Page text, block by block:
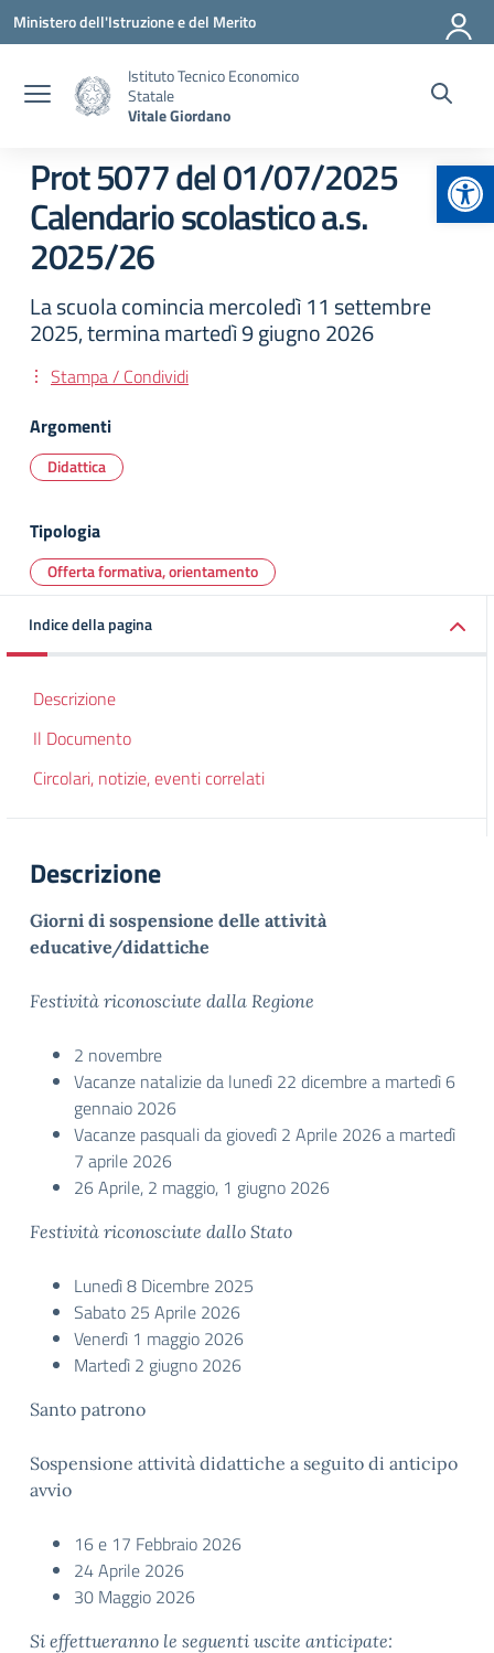
Vai ai contenuti
Vai al menu di navigazione
Vai al footer
Ministero dell'Istruzione e del Merito
Istituto Tecnico Economico
Statale
Vitale Giordano
Prot 5077 del 01/07/2025
Calendario scolastico a.s.
2025/26
La scuola comincia mercoledì 11 settembre
2025, termina martedì 9 giugno 2026
Stampa / Condividi
Argomenti
Didattica
Tipologia
Offerta formativa, orientamento
Indice della pagina
Descrizione
Il Documento
Circolari, notizie, eventi correlati
Descrizione
Giorni di sospensione delle attività
educative/didattiche
Festività riconosciute dalla Regione
2 novembre
Vacanze natalizie da lunedì 22 dicembre a martedì 6
gennaio 2026
Vacanze pasquali da giovedì 2 Aprile 2026 a martedì
7 aprile 2026
26 Aprile, 2 maggio, 1 giugno 2026
Festività riconosciute dallo Stato
Lunedì 8 Dicembre 2025
Sabato 25 Aprile 2026
Venerdì 1 maggio 2026
Martedì 2 giugno 2026
Santo patrono
Sospensione attività didattiche a seguito di anticipo
avvio
16 e 17 Febbraio 2026
24 Aprile 2026
30 Maggio 2026
Si effettueranno le seguenti uscite anticipate: